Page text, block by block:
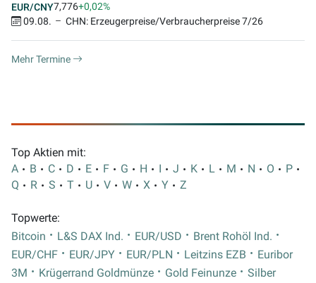
EUR/CNY7,776+0,02%
09.08.
CHN: Erzeugerpreise/Verbraucherpreise 7/26
Mehr Termine
Top Aktien mit:
A
B C D E F G H I J K L M N O
P
Q
R S T U V W X Y Z
Topwerte:
Bitcoin
L&S DAX Ind. EUR/USD
Brent Rohöl Ind.
EUR/CHF
EUR/JPY EUR/PLN Leitzins EZB
Euribor
3M
Krügerrand Goldmünze Gold Feinunze
Silber